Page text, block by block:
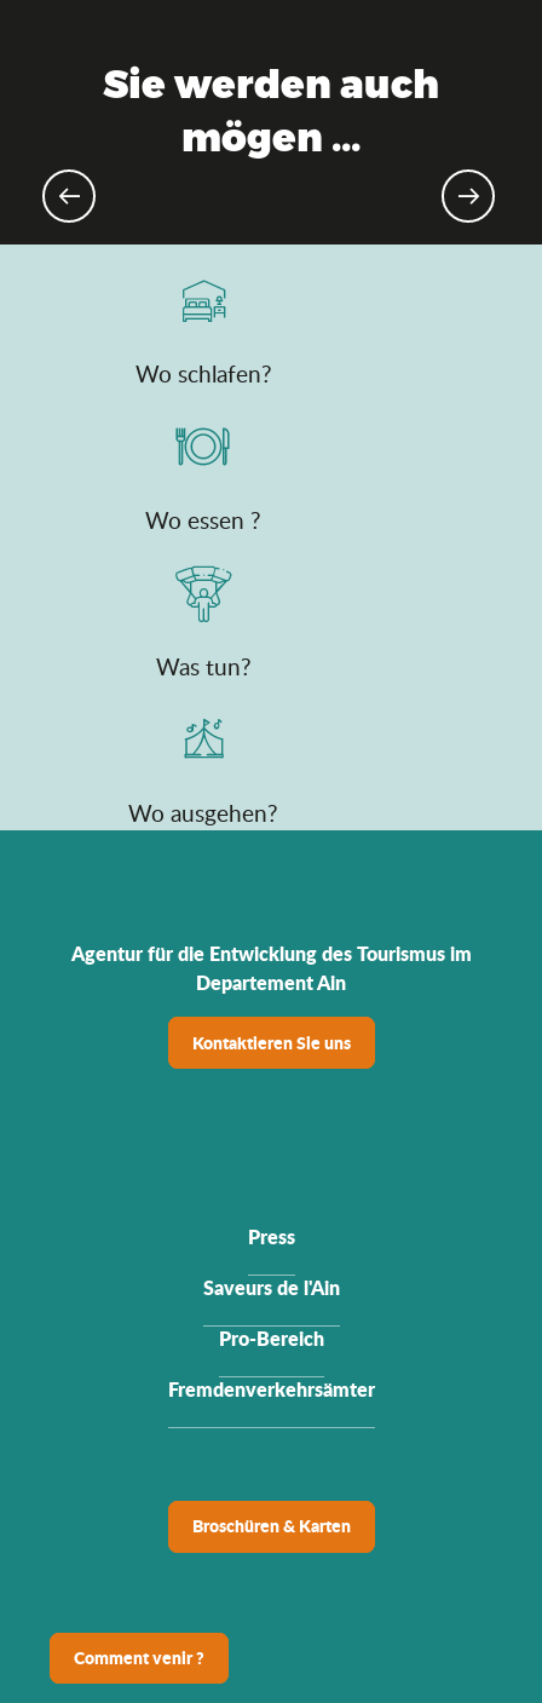
Sie werden auch
mögen ...
Wo schlafen?
Wo essen ?
Was tun?
Wo ausgehen?
Agentur für die Entwicklung des Tourismus im
Departement Ain
Kontaktieren Sie uns
Press
Saveurs de l'Ain
Pro-Bereich
Fremdenverkehrsämter
Broschüren & Karten
Comment venir ?